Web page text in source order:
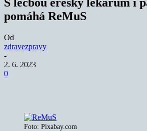
pomáhá ReMuS
Od
zdravezpravy
-
2. 6. 2023
0
Foto: Pixabay.com